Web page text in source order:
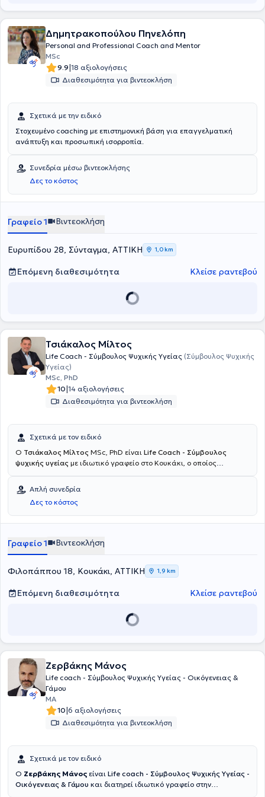
Δημητρακοπούλου Πηνελόπη
Personal and Professional Coach and Mentor
MSc
9.9|18 αξιολογήσεις
Διαθεσιμότητα για βιντεοκλήση
Σχετικά με την ειδικό
Στοχευμένο coaching με επιστημονική βάση για επαγγελματική
ανάπτυξη και προσωπική ισορροπία.
Συνεδρία μέσω βιντεοκλήσης
Δες το κόστος
Γραφείο 1 Βιντεοκλήση
Ευρυπίδου 28, Σύνταγμα, ΑΤΤΙΚΗ 1,0 km
Επόμενη διαθεσιμότητα Κλείσε ραντεβού
Τσιάκαλος Μίλτος
Life Coach - Σύμβουλος Ψυχικής Υγείας (Σύμβουλος Ψυχικής
Υγείας)
MSc, PhD
10|14 αξιολογήσεις
Διαθεσιμότητα για βιντεοκλήση
Σχετικά με τον ειδικό
Ο Τσιάκαλος Μίλτος MSc, PhD είναι Life Coach - Σύμβουλος
ψυχικής υγείας με ιδιωτικό γραφείο στο Κουκάκι, ο οποίος
Παράλληλα, συνεργάζεται με το Ανοιχτό Λαϊκό Πανεπιστήμιο (ΑΛΠ),
πραγματοποιώντας ομιλίες στα δια ζώσης και online τμήματα.
Διδάσκει στο Msc πρόγραμμα Coaching and Mentoring του Aegean
College. Έχει ολοκληρώσει το τριετές πρόγραμμα Συμβουλευτικής
Συμβουλευτικής καθώς και το μονοετές πρόγραμμα "Diploma in
Personal και Executive Coaching", αναγνωρισμένο πρόγραμμα
Απλή συνεδρία
Δες το κόστος
Γραφείο 1 Βιντεοκλήση
Φιλοπάππου 18, Κουκάκι, ΑΤΤΙΚΗ 1,9 km
Επόμενη διαθεσιμότητα Κλείσε ραντεβού
Ζερβάκης Μάνος
Life coach - Σύμβουλος Ψυχικής Υγείας - Οικόγενειας &
Γάμου
MA
10|6 αξιολογήσεις
Διαθεσιμότητα για βιντεοκλήση
Σχετικά με τον ειδικό
Ο Ζερβάκης Μάνος είναι Life coach - Σύμβουλος Ψυχικής Υγείας -
Οικόγενειας & Γάμου και διατηρεί ιδιωτικό γραφείο στην